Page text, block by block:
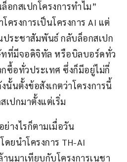
อกสเปกโครงการทำไม”
ครงการเป็นโครงการ AI แต่
นประชาสัมพันธ์ กลับล็อกสเปก
ทที่มีจอดิจิทัล หรือบิลบอร์ดทั่ว
ซื้อทั่วประเทศ ซึ่งก็มีอยู่ไม่กี่
นั้นตั้งข้อสังเกตว่าโครงการนี้
เปกมาตั้งแต่เริ่ม
ย่างไรก็ตามเมื่อวัน
ดยนำโครงการ TH-AI
านมาเทียบกับโครงการเนชา